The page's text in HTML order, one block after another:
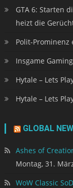
GTA 6: Starten
heizt die
Polit-Prominenz
Insgame
Hytale – Lets
Hytale – Lets
GLOBAL
Ashes of
Montag, 31.
WoW Classic